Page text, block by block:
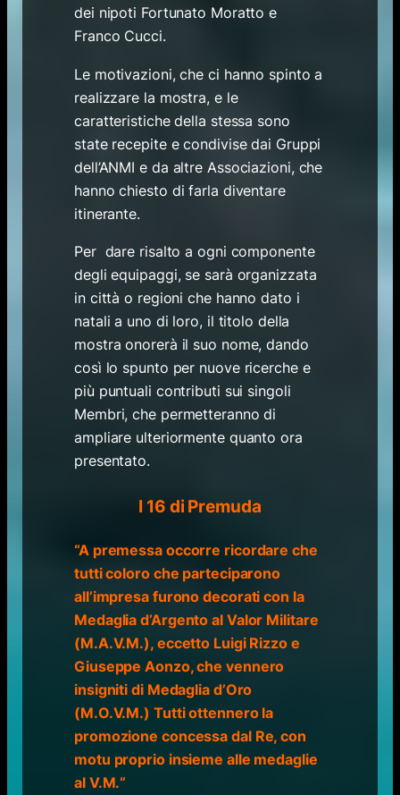
dei nipoti Fortunato Moratto e
Franco Cucci.
Le motivazioni, che ci hanno spinto a
realizzare la mostra, e le
caratteristiche della stessa sono
state recepite e condivise dai Gruppi
dell’ANMI e da altre Associazioni, che
hanno chiesto di farla diventare
itinerante.
Per dare risalto a ogni componente
degli equipaggi, se sarà organizzata
in città o regioni che hanno dato i
natali a uno di loro, il titolo della
mostra onorerà il suo nome, dando
così lo spunto per nuove ricerche e
più puntuali contributi sui singoli
Membri, che permetteranno di
ampliare ulteriormente quanto ora
presentato.
I 16 di Premuda
“A premessa occorre ricordare che
tutti coloro che parteciparono
all’impresa furono decorati con la
Medaglia d’Argento al Valor Militare
(M.A.V.M.), eccetto Luigi Rizzo e
Giuseppe Aonzo, che vennero
insigniti di Medaglia d’Oro
(M.O.V.M.) Tutti ottennero la
promozione concessa dal Re, con
motu proprio insieme alle medaglie
al V.M.“